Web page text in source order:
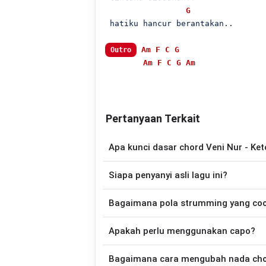
G
hatiku hancur berantakan..
Outro Am F C G
Am F C G Am
Pertanyaan Terkait
Apa kunci dasar chord Veni Nur -
sehingga lebih mudah dimainkan oleh
Siapa penyanyi asli lagu ini?
gitar yang lebih mudah dimainkan tanpa
Bagaimana pola strumming yang
Down - Down - Up - Up - Down - Up
Keterlaluan.
Apakah perlu menggunakan capo?
nada asli penyanyi, kamu dapat
Bagaimana cara mengubah nada